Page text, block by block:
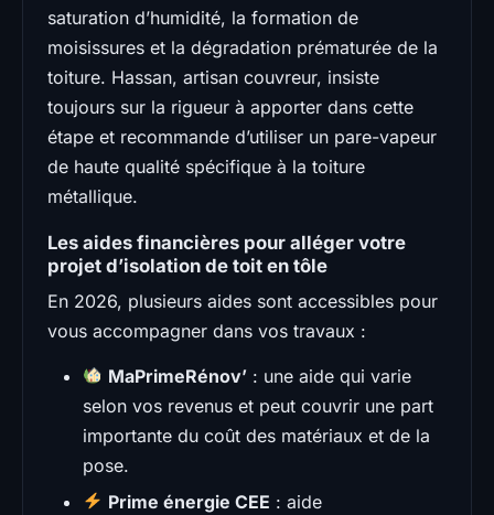
saturation d’humidité, la formation de
moisissures et la dégradation prématurée de la
toiture. Hassan, artisan couvreur, insiste
toujours sur la rigueur à apporter dans cette
étape et recommande d’utiliser un pare-vapeur
de haute qualité spécifique à la toiture
métallique.
Les aides financières pour alléger votre
projet d’isolation de toit en tôle
En 2026, plusieurs aides sont accessibles pour
vous accompagner dans vos travaux :
MaPrimeRénov’ : une aide qui varie
selon vos revenus et peut couvrir une part
importante du coût des matériaux et de la
pose.
Prime énergie CEE : aide